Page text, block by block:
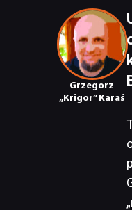
Grzegorz
„Krigor” Karaś